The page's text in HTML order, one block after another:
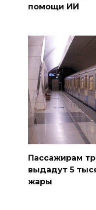
помощи ИИ
Пассажирам
выдадут 5
жары